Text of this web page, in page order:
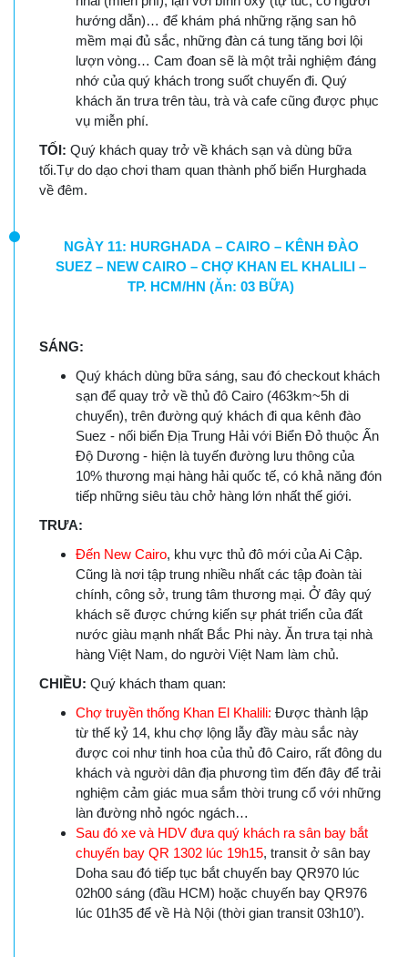
hướng dẫn)… để khám phá những rặng san hô
mềm mại đủ sắc, những đàn cá tung tăng bơi lội
lượn vòng… Cam đoan sẽ là một trải nghiệm đáng
nhớ của quý khách trong suốt chuyến đi. Quý
khách ăn trưa trên tàu, trà và cafe cũng được phục
vụ miễn phí.
TỐI: Quý khách quay trở về khách sạn và dùng bữa
tối.Tự do dạo chơi tham quan thành phố biển Hurghada
về đêm.
NGÀY 11: HURGHADA – CAIRO – KÊNH ĐÀO
SUEZ – NEW CAIRO – CHỢ KHAN EL KHALILI –
TP. HCM/HN (Ăn: 03 BỮA)
SÁNG:
Quý khách dùng bữa sáng, sau đó checkout khách
sạn để quay trở về thủ đô Cairo (463km~5h di
chuyển), trên đường quý khách đi qua kênh đào
Suez - nối biển Địa Trung Hải với Biển Đỏ thuộc Ấn
Độ Dương - hiện là tuyến đường lưu thông của
10% thương mại hàng hải quốc tế, có khả năng đón
tiếp những siêu tàu chở hàng lớn nhất thế giới.
TRƯA:
Đến New Cairo, khu vực thủ đô mới của Ai Cập.
Cũng là nơi tập trung nhiều nhất các tập đoàn tài
chính, công sở, trung tâm thương mại. Ở đây quý
khách sẽ được chứng kiến sự phát triển của đất
nước giàu mạnh nhất Bắc Phi này. Ăn trưa tại nhà
hàng Việt Nam, do người Việt Nam làm chủ.
CHIỀU: Quý khách tham quan:
Chợ truyền thống Khan El Khalili: Được thành lập
từ thế kỷ 14, khu chợ lộng lẫy đầy màu sắc này
được coi như tinh hoa của thủ đô Cairo, rất đông du
khách và người dân địa phương tìm đến đây để trải
nghiệm cảm giác mua sắm thời trung cổ với những
làn đường nhỏ ngóc ngách…
Sau đó xe và HDV đưa quý khách ra sân bay bắt
chuyến bay QR 1302 lúc 19h15, transit ở sân bay
Doha sau đó tiếp tục bắt chuyến bay QR970 lúc
02h00 sáng (đầu HCM) hoặc chuyến bay QR976
lúc 01h35 để về Hà Nội (thời gian transit 03h10’).